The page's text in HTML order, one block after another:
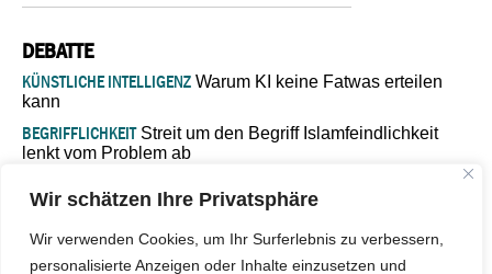
Wir schätzen Ihre Privatsphäre
Wir verwenden Cookies, um Ihr Surferlebnis zu verbessern,
personalisierte Anzeigen oder Inhalte einzusetzen und
DEBATTE
KÜNSTLICHE INTELLIGENZ Warum KI keine Fatwas erteilen
kann
BEGRIFFLICHKEITStreit um den Begriff Islamfeindlichkeit
lenkt vom Problem ab
Verantwortung bleibt“
ISLAMISCHE FAKULTÄT IN MÜNSTEREine kritische Schwelle für
die deutsche Religionspolitik